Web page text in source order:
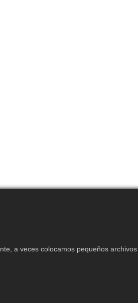
a veces colocamos pequeños